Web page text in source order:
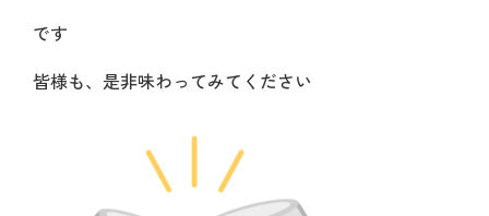
です
皆様も、是非味わってみてください